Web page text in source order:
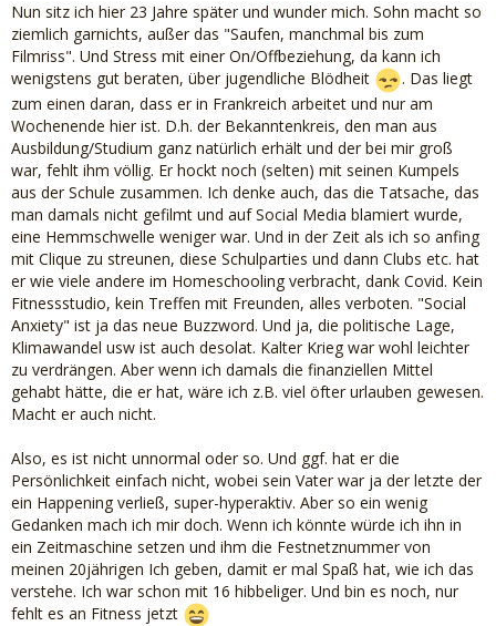
Nun sitz ich hier 23 Jahre später und wunder mich. Sohn macht so
ziemlich garnichts, außer das "Saufen, manchmal bis zum
Filmriss". Und Stress mit einer On/Offbeziehung, da kann ich
wenigstens gut beraten, über jugendliche Blödheit
. Das liegt
zum einen daran, dass er in Frankreich arbeitet und nur am
Wochenende hier ist. D.h. der Bekanntenkreis, den man aus
Ausbildung/Studium ganz natürlich erhält und der bei mir groß
war, fehlt ihm völlig. Er hockt noch (selten) mit seinen Kumpels
aus der Schule zusammen. Ich denke auch, das die Tatsache, das
man damals nicht gefilmt und auf Social Media blamiert wurde,
eine Hemmschwelle weniger war. Und in der Zeit als ich so anfing
mit Clique zu streunen, diese Schulparties und dann Clubs etc. hat
er wie viele andere im Homeschooling verbracht, dank Covid. Kein
Fitnessstudio, kein Treffen mit Freunden, alles verboten. "Social
Anxiety" ist ja das neue Buzzword. Und ja, die politische Lage,
Klimawandel usw ist auch desolat. Kalter Krieg war wohl leichter
zu verdrängen. Aber wenn ich damals die finanziellen Mittel
gehabt hätte, die er hat, wäre ich z.B. viel öfter urlauben gewesen.
Macht er auch nicht.
Also, es ist nicht unnormal oder so. Und ggf. hat er die
Persönlichkeit einfach nicht, wobei sein Vater war ja der letzte der
ein Happening verließ, super-hyperaktiv. Aber so ein wenig
Gedanken mach ich mir doch. Wenn ich könnte würde ich ihn in
ein Zeitmaschine setzen und ihm die Festnetznummer von
meinen 20jährigen Ich geben, damit er mal Spaß hat, wie ich das
verstehe. Ich war schon mit 16 hibbeliger. Und bin es noch, nur
fehlt es an Fitness jetzt